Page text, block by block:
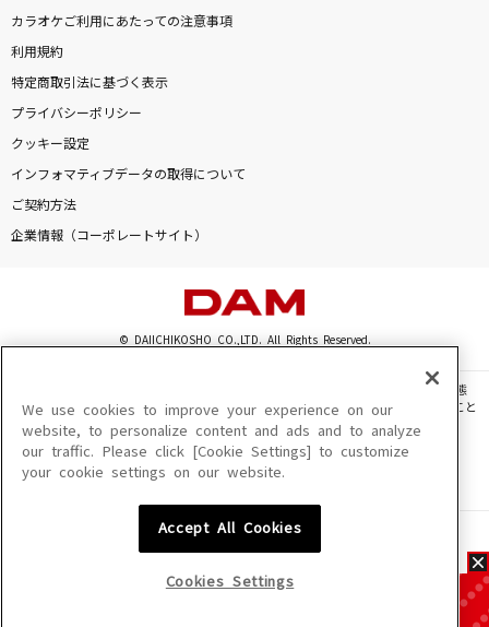
カラオケご利用にあたっての注意事項
利用規約
特定商取引法に基づく表示
プライバシーポリシー
クッキー設定
インフォマティブデータの取得について
ご契約方法
企業情報（コーポレートサイト）
© DAIICHIKOSHO CO.,LTD. All Rights Reserved.
このサイトに掲載されている一切の文章・画像・写真・動画・音声等を、手段や形態
を問わず、著作権法の定める範囲を超えて無断で複製、転載、ファイル化などすること
を禁じます。
楽曲及びコンテンツは、機種によりご利用いただけない場合があります。
楽曲及びコンテンツの配信日、配信内容が変更になる場合があります。
We use cookies to improve your experience on our
website, to personalize content and ads and to analyze
our traffic. Please click [Cookie Settings] to customize
your cookie settings on our website.
Accept All Cookies
Cookies Settings